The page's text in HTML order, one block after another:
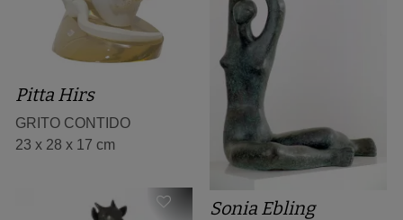
Pitta Hirs
GRITO CONTIDO
23 x 28 x 17 cm
Sonia Ebling